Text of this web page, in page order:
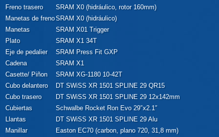
Freno trasero
SRAM X0 (hidráulico, rotor 160mm)
Manetas de frenoSRAM X0 (hidráulico)
Manetas
SRAM X01 Trigger
Plato
SRAM X1 34T
Eje de pedalier
SRAM Press Fit GXP
Cadena
SRAM X1
Casette/ Piñon
SRAM XG-1180 10-42T
Cubo delantero
DT SWiSS XR 1501 SPLINE 29 QR15
Cubo trasero
DT SWiSS XR 1501 SPLINE 29 12x142mm
Cubiertas
Schwalbe Rocket Ron Evo 29″x2.1″
Llantas
DT SWiSS XR 1501 SPLINE 29 Alu
Manillar
Easton EC70 (carbon, plano 720, 31,8 mm)